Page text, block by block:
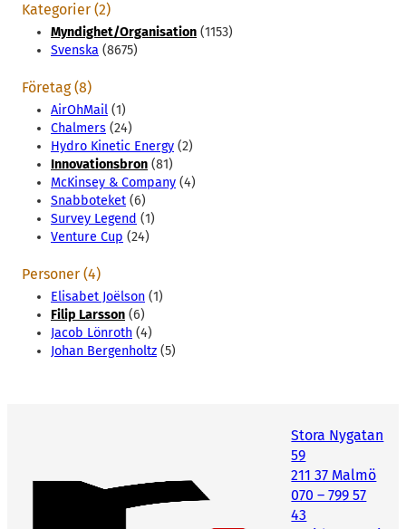
Kategorier (2)
Myndighet/Organisation (1153)
Svenska (8675)
Företag (8)
AirOhMail (1)
Chalmers (24)
Hydro Kinetic Energy (2)
Innovationsbron (81)
McKinsey & Company (4)
Snabboteket (6)
Survey Legend (1)
Venture Cup (24)
Personer (4)
Elisabet Joëlson (1)
Filip Larsson (6)
Jacob Lönroth (4)
Johan Bergenholtz (5)
Stora Nygatan
59
211 37 Malmö
070 – 799 57
43